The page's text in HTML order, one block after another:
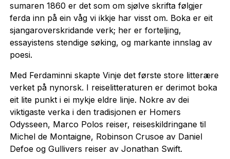
sumaren 1860 er det som om sjølve skrifta følgjer
ferda inn på ein våg vi ikkje har visst om. Boka er eit
sjangaroverskridande verk; her er forteljing,
essayistens stendige søking, og markante innslag av
poesi.
Med Ferdaminni skapte Vinje det første store litterære
verket på nynorsk. I reiselitteraturen er derimot boka
eit lite punkt i ei mykje eldre linje. Nokre av dei
viktigaste verka i den tradisjonen er Homers
Odysseen, Marco Polos reiser, reiseskildringane til
Michel de Montaigne, Robinson Crusoe av Daniel
Defoe og Gullivers reiser av Jonathan Swift.